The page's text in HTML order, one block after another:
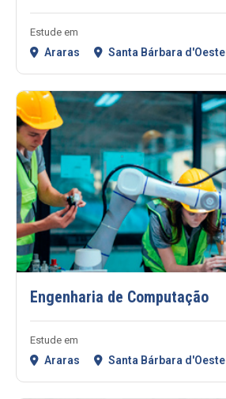
Estude em
Araras Santa Bárbara d'Oeste
Engenharia de Computação
Estude em
Araras Santa Bárbara d'Oeste